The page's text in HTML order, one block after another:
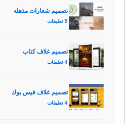
تصميم شعارات مذهله
5 تعليقات
تصميم غلاف كتاب
4 تعليقات
تصميم غلاف فيس بوك
4 تعليقات